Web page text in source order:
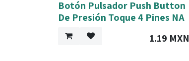
Botón Pulsador Push Button
De Presión Toque 4 Pines NA
1.19 MXN